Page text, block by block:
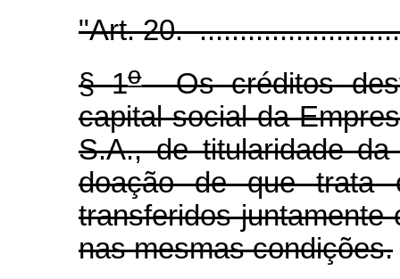
"Art. 20.
§ 1oOs créditos
capital social da
S.A., de titularidade
doação de que
transferidos
nas mesmas condições.